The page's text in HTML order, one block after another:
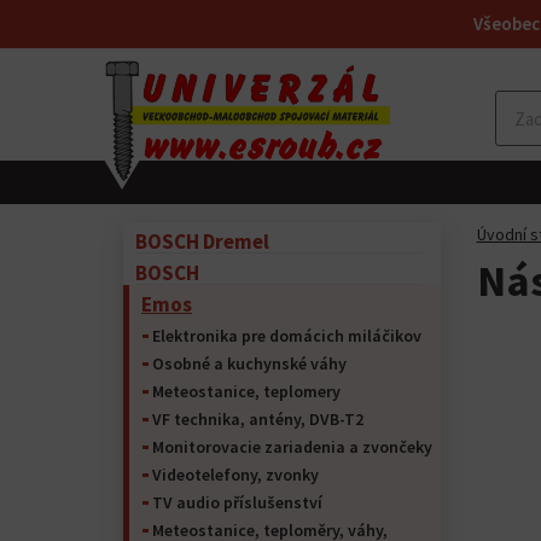
BOSCH Dremel
BOSCH
Emos
Elektronika pre domácich miláčikov
Osobné a kuchynské váhy
Meteostanice, teplomery
VF technika, antény, DVB-T2
Monitorovacie zariadenia a zvončeky
Videotelefony, zvonky
TV audio příslušenství
Meteostanice, teploměry, váhy,
Úvodní